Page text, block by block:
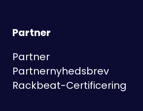
Partner
Partner
Partnernyhedsbrev
Rackbeat-Certificering